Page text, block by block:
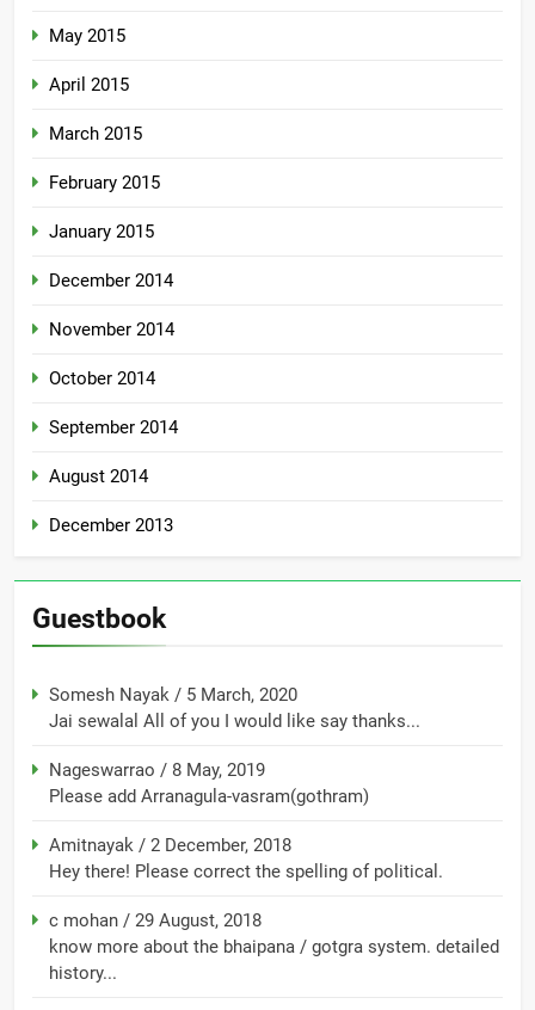
May 2015
April 2015
March 2015
February 2015
January 2015
December 2014
November 2014
October 2014
September 2014
August 2014
December 2013
Guestbook
Somesh Nayak / 5 March, 2020
Jai sewalal All of you I would like say thanks...
Nageswarrao / 8 May, 2019
Please add Arranagula-vasram(gothram)
Amitnayak / 2 December, 2018
Hey there! Please correct the spelling of political.
c mohan / 29 August, 2018
know more about the bhaipana / gotgra system. detailed
history...